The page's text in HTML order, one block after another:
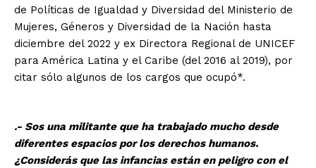
de Políticas de Igualdad y Diversidad del Ministerio de
Mujeres, Géneros y Diversidad de la Nación hasta
diciembre del 2022 y ex Directora Regional de UNICEF
para América Latina y el Caribe (del 2016 al 2019), por
citar sólo algunos de los cargos que ocupó*.
.- Sos una militante que ha trabajado mucho desde
diferentes espacios por los derechos humanos.
¿Considerás que las infancias están en peligro con el